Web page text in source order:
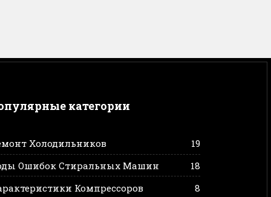
категории
Холодильников
19
Ошибок Стиральных Машин
18
Компрессоров
8